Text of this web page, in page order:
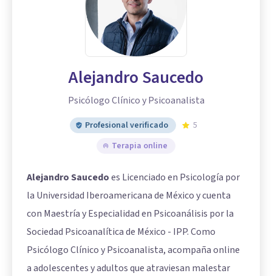
Alejandro Saucedo
Psicólogo Clínico y Psicoanalista
Profesional verificado
5
Terapia online
Alejandro Saucedoes Licenciado en Psicología por
la Universidad Iberoamericana de México y cuenta
con Maestría y Especialidad en Psicoanálisis por la
Sociedad Psicoanalítica de México - IPP. Como
Psicólogo Clínico y Psicoanalista, acompaña online
a adolescentes y adultos que atraviesan malestar